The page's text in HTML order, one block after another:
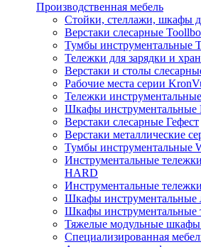
Производственная мебель
Стойки, стеллажи, шкафы
Верстаки слесарные
Тумбы инструментальные
Тележки для зарядки и
Верстаки и столы
Рабочие места серии
Тележки
Шкафы инструментальные
Верстаки слесарные Гефест
Верстаки металлические
Тумбы инструментальные
Инструментальные
HARD
Инструментальные
Шкафы инструментальные
Шкафы инструментальные
Тяжелые модульные
Cпециализированная